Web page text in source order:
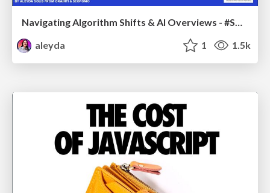
Navigating Algorithm Shifts & AI Overviews - #SMXNext
aleyda
1 1.5k